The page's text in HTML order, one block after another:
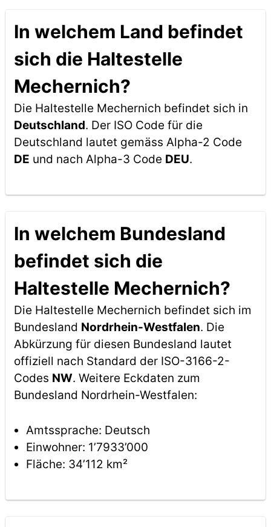
In welchem Land befindet
sich die Haltestelle
Mechernich?
Die Haltestelle Mechernich befindet sich in
Deutschland. Der ISO Code für die
Deutschland lautet gemäss Alpha-2 Code
DE und nach Alpha-3 Code DEU.
In welchem Bundesland
befindet sich die
Haltestelle Mechernich?
Die Haltestelle Mechernich befindet sich im
Bundesland Nordrhein-Westfalen. Die
Abkürzung für diesen Bundesland lautet
offiziell nach Standard der ISO-3166-2-
Codes NW. Weitere Eckdaten zum
Bundesland Nordrhein-Westfalen:
Amtssprache: Deutsch
Einwohner: 1’7933’000
Fläche: 34’112 km²